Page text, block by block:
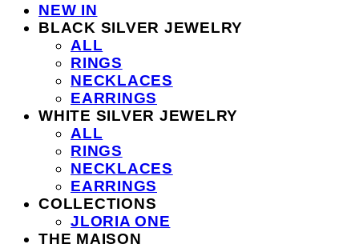
NEW IN
BLACK SILVER JEWELRY
ALL
RINGS
NECKLACES
EARRINGS
WHITE SILVER JEWELRY
ALL
RINGS
NECKLACES
EARRINGS
COLLECTIONS
JLORIA ONE
THE MAISON